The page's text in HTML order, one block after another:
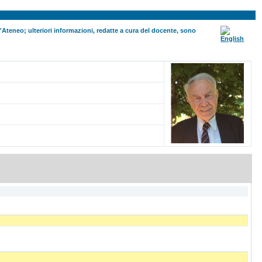
ulteriori informazioni, redatte a cura del docente, sono